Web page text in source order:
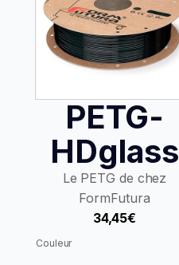
PETG-
HDglass
Le PETG de chez
FormFutura
34,45€
Couleur
Alternative: